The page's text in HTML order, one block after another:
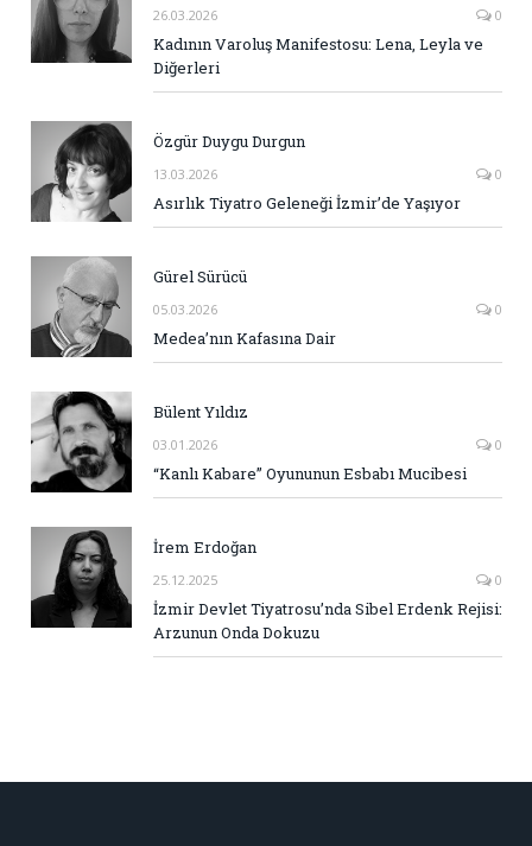
26.03.2026 0
Kadının Varoluş Manifestosu: Lena, Leyla ve
Diğerleri
Özgür Duygu Durgun
13.03.2026 0
Asırlık Tiyatro Geleneği İzmir’de Yaşıyor
Gürel Sürücü
05.03.2026 0
Medea’nın Kafasına Dair
Bülent Yıldız
03.01.2026 0
“Kanlı Kabare” Oyununun Esbabı Mucibesi
İrem Erdoğan
25.12.2025 0
İzmir Devlet Tiyatrosu’nda Sibel Erdenk Rejisi:
Arzunun Onda Dokuzu